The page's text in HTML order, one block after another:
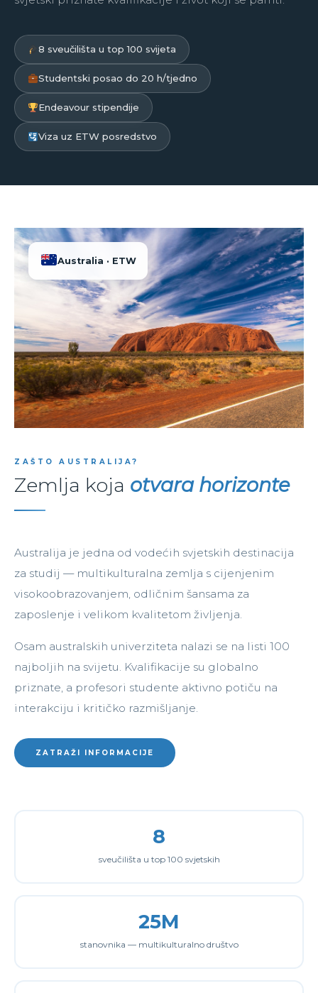
8 sveučilišta u top 100 svijeta
Studentski posao do 20 h/tjedno
Endeavour stipendije
Viza uz ETW posredstvo
Australia · ETW
ZAŠTO AUSTRALIJA?
Zemlja koja otvara horizonte
Australija je jedna od vodećih svjetskih destinacija
za studij — multikulturalna zemlja s cijenjenim
visokoobrazovanjem, odličnim šansama za
zaposlenje i velikom kvalitetom življenja.
Osam australskih univerziteta nalazi se na listi 100
najboljih na svijetu. Kvalifikacije su globalno
priznate, a profesori studente aktivno potiču na
interakciju i kritičko razmišljanje.
ZATRAŽI INFORMACIJE
8
sveučilišta u top 100 svjetskih
25M
stanovnika — multikulturalno društvo